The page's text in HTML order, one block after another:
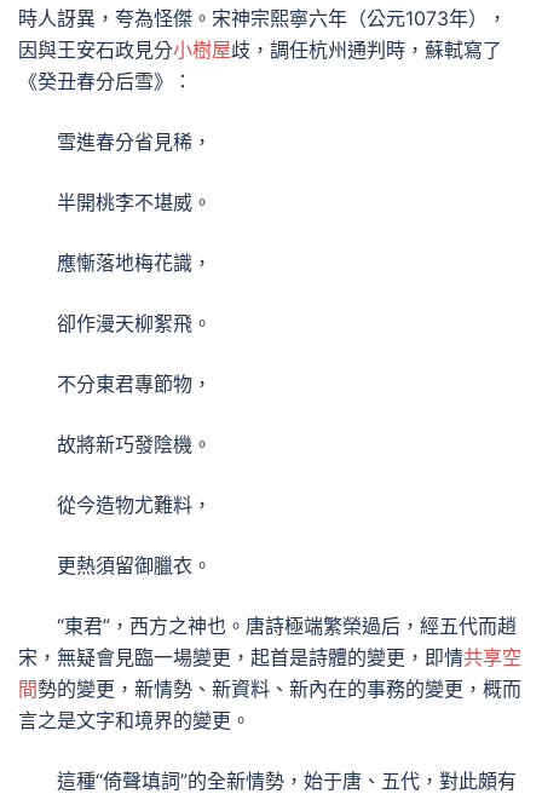
時人訝異，夸為怪傑。宋神宗熙寧六年（公元1073年），
因與王安石政見分小樹屋歧，調任杭州通判時，蘇軾寫了
《癸丑春分后雪》：
雪進春分省見稀，
半開桃李不堪威。
應慚落地梅花識，
卻作漫天柳絮飛。
不分東君專節物，
故將新巧發陰機。
從今造物尤難料，
更熱須留御臘衣。
“東君”，西方之神也。唐詩極端繁榮過后，經五代而趙
宋，無疑會見臨一場變更，起首是詩體的變更，即情共享空
間勢的變更，新情勢、新資料、新內在的事務的變更，概而
言之是文字和境界的變更。
這種“倚聲填詞”的全新情勢，始于唐、五代，對此頗有